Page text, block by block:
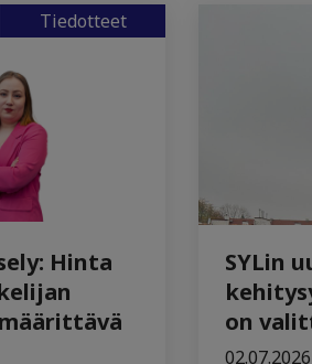
Tiedotteet
Hinta
SYLin
on
02.07.2026